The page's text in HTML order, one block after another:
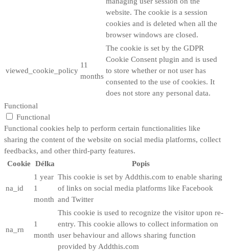
website. The cookie is a session
cookies and is deleted when all the
browser windows are closed.
viewed_cookie_policy
11
months
The cookie is set by the GDPR
Cookie Consent plugin and is used
to store whether or not user has
consented to the use of cookies. It
does not store any personal data.
Functional
Functional
Functional cookies help to perform certain functionalities like
sharing the content of the website on social media platforms, collect
feedbacks, and other third-party features.
Cookie Délka Popis
na_id
1 year
1
month
This cookie is set by Addthis.com to enable sharing
of links on social media platforms like Facebook
and Twitter
na_rn
1
month
This cookie is used to recognize the visitor upon re-
entry. This cookie allows to collect information on
user behaviour and allows sharing function
provided by Addthis.com